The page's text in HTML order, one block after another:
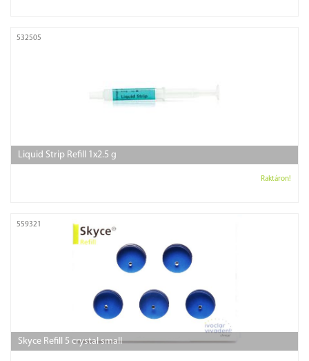
532505
Liquid Strip Refill 1x2.5 g
Raktáron!
559321
Skyce Refill 5 crystal small